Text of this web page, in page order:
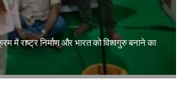
में राष्ट्र निर्माण और भारत को विश्वगुरु बनाने का